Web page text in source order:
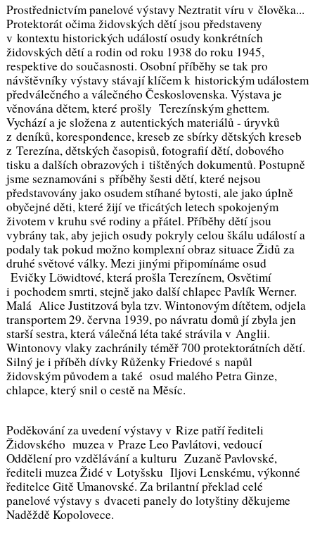
Prostřednictvím panelové výstavy Neztratit víru v člověka...
Protektorát očima židovských dětíjsou představeny
v kontextu historických událostí osudy konkrétních
židovských dětí a rodin od roku 1938 do roku 1945,
respektive do současnosti. Osobní příběhy se tak pro
návštěvníky výstavy stávají klíčem k historickým událostem
předválečného a válečného Československa. Výstava je
věnována dětem, které prošly Terezínským ghettem.
Vychází a je složena z autentických materiálů - úryvků
z deníků, korespondence, kreseb ze sbírky dětských kreseb
z Terezína, dětských časopisů, fotografií dětí, dobového
tisku a dalších obrazových i tištěných dokumentů. Postupně
jsme seznamováni s příběhy šesti dětí, které nejsou
představovány jako osudem stíhané bytosti, ale jako úplně
obyčejné děti, které žijí ve třicátých letech spokojeným
životem v kruhu své rodiny a přátel. Příběhy dětí jsou
vybrány tak, aby jejich osudy pokryly celou škálu událostí a
podaly tak pokud možno komplexní obraz situace Židů za
druhé světové války. Mezi jinými připomínáme osud
Evičky Löwidtové, která prošla Terezínem, Osvětimí
i pochodem smrti, stejně jako další chlapec Pavlík Werner.
Malá Alice Justitzová byla tzv. Wintonovým dítětem, odjela
transportem 29. června 1939, po návratu domů jí zbyla jen
starší sestra, která válečná léta také strávila v Anglii.
Wintonovy vlaky zachránily téměř 700 protektorátních dětí.
Silný je i příběh dívky Růženky Friedové s napůl
židovským původem a také osud malého Petra Ginze,
chlapce, který snil o cestě na Měsíc.
Poděkování za uvedení výstavy v Rize patří řediteli
Židovského muzea v Praze Leo Pavlátovi, vedoucí
Oddělení pro vzdělávání a kulturu Zuzaně Pavlovské,
řediteli muzea Židé v Lotyšsku Iljovi Lenskému, výkonné
ředitelce Gitě Umanovské. Za brilantní překlad celé
panelové výstavy s dvaceti panely do lotyštiny děkujeme
Naděždě Kopolovece.